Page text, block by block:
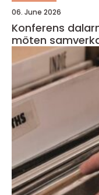
06. June 2026
Konferens dalarna när natur,
möten